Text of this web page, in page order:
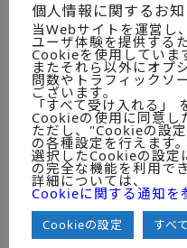
第２項 Samsung電子
第３項 LG電子 （参
第４項 Apple （参入
第５項 HTC （参入地
第６項 RIM(Black
第７項
第８項 Motorola （
■第６章 携帯電話端
第１節 携帯電話端末の市
個人情報に関するお
当Webサイトを運営し
ユーザ体験を提供する
Cookieを使用していま
またそれら以外にオプ
問数やトラフィックソ
ございます。
「すべて受け入れる」
Cookieの使用に同意し
ただし、"Cookieの設
の各種設定を行えます。
選択したCookieの設定
の完全な機能を利用で
詳細については、
Cookieに関する通知を
Cookieの設定 すべ